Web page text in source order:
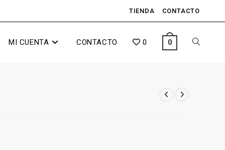
TIENDA CONTACTO
MI CUENTA CONTACTO 0 0